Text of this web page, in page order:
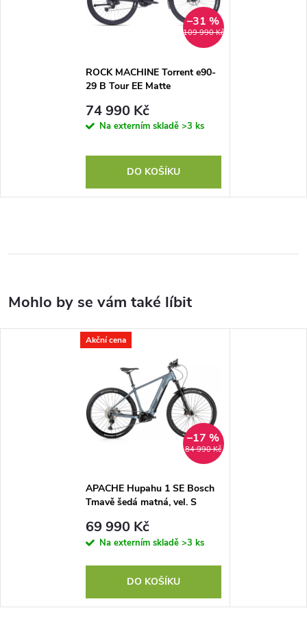
109 990 Kč
–31 %
ROCK MACHINE Torrent e90-
29 B Tour EE Matte
74 990 Kč
Na externím skladě >3 ks
DO KOŠÍKU
Akční cena
84 990 Kč
–17 %
APACHE Hupahu 1 SE Bosch
Tmavě šedá matná, vel. S
69 990 Kč
Na externím skladě >3 ks
DO KOŠÍKU